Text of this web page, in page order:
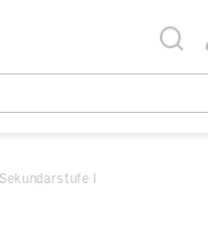
Sekundarstufe I